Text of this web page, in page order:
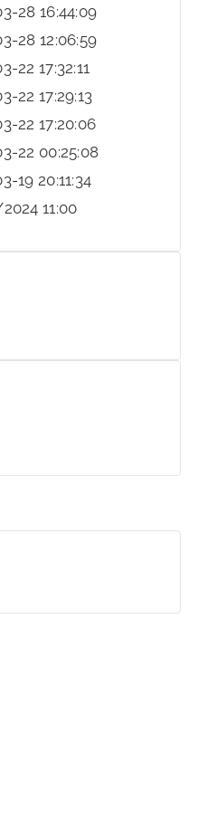
28 16:44:09
28 12:06:59
22 17:32:11
22 17:29:13
22 17:20:06
22 00:25:08
19 20:11:34
11:00